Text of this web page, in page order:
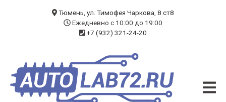
ЧИП-ТЮНИНГ
ДИАГНОСТИКА
Тюмень, ул. Тимофея Чаркова, 8 ст8
Ежедневно с 10:00 до 19:00
+7 (932) 321-24-20